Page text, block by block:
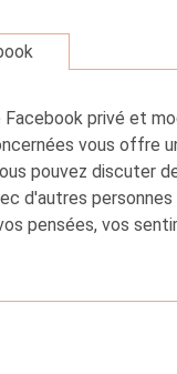
privé et
vous offre
pouvez discuter
d'autres
pensées, vos